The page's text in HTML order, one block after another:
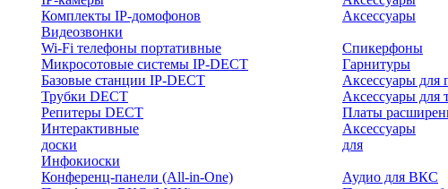
Комплекты IP-домофонов
Видеозвонки
Аксессуары
Wi-Fi телефоны портативные
Микросотовые системы IP-DECT
Базовые станции IP-DECT
Трубки DECT
Репитеры DECT
Спикерфоны
Гарнитуры
Аксессуары для
Аксессуары для
Платы
Интерактивные
доски
Инфокиоски
Аксессуары
для
интерактивного
Конференц-панели (All-in-One)
Аудио для ВКС